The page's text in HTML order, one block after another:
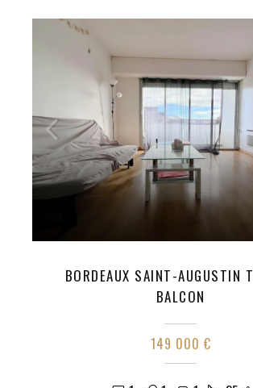
BORDEAUX SAINT-AUGUSTIN
BALCON
149 000 €